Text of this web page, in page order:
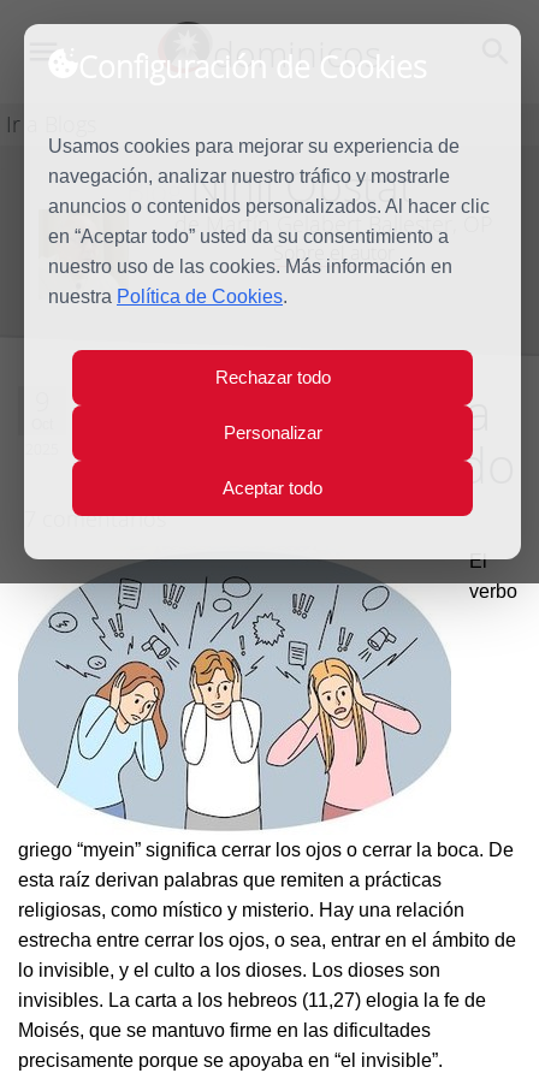
Configuración de Cookies
Usamos cookies para mejorar su experiencia de
navegación, analizar nuestro tráfico y mostrarle
anuncios o contenidos personalizados. Al hacer clic
en “Aceptar todo” usted da su consentimiento a
nuestro uso de las cookies. Más información en
nuestra Política de Cookies.
Rechazar todo
Personalizar
Aceptar todo
dominicos
Ir a Blogs
BlogNihil Obstat
de Martín Gelabert Ballester, OP
Sobre el autor
Cerrar la boca para
entrar en lo sagrado
7 comentarios
El
verbo
griego “myein” significa cerrar los ojos o cerrar la boca. De
esta raíz derivan palabras que remiten a prácticas
religiosas, como místico y misterio. Hay una relación
estrecha entre cerrar los ojos, o sea, entrar en el ámbito de
lo invisible, y el culto a los dioses. Los dioses son
invisibles. La carta a los hebreos (11,27) elogia la fe de
Moisés, que se mantuvo firme en las dificultades
precisamente porque se apoyaba en “el invisible”.